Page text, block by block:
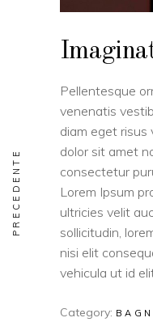
Pellentesque
venenatis
diam eget risus
dolor sit amet
consectetur
Lorem Ipsum
ultricies velit
sollicitudin,
nisi elit
vehicula ut id
Category:
PRECEDENTE